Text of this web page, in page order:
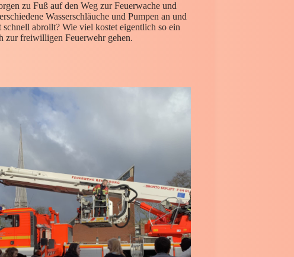
zu Fuß auf den Weg zur Feuerwache und
Wasserschläuche und Pumpen an und
abrollt? Wie viel kostet eigentlich so ein
zur freiwilligen Feuerwehr gehen.